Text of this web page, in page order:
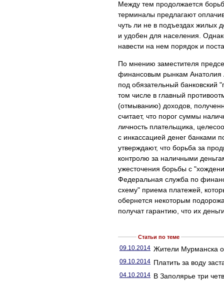
Между тем продолжается
терминалы предлагают
чуть ли не в подъездах жилых
и удобен для населения.
навести на нем порядок и
По мнению заместителя
финансовым рынкам Анатолия
под обязательный банковский
том числе в главный
(отмыванию) доходов,
считает, что порог суммы
личность плательщика,
с инкассацией денег банками
утверждают, что борьба за
контролю за наличными
ужесточения борьбы с
Федеральная служба по
схему" приема платежей,
обернется некоторым
получат гарантию, что их
Статьи по теме
09.10.2014 Жители Мурманска
09.10.2014 Платить за воду
04.10.2014 В Заполярье три